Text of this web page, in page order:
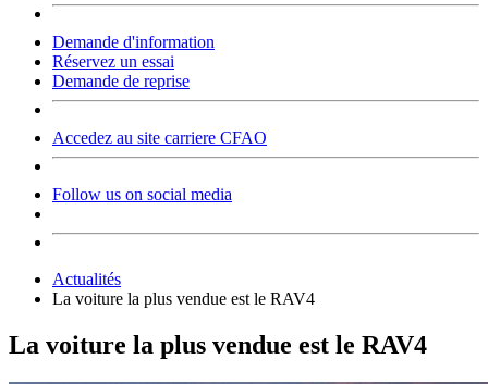
Demande d'information
Réservez un essai
Demande de reprise
Accedez au site carriere CFAO
Follow us on social media
Actualités
La voiture la plus vendue est le RAV4
La voiture la plus vendue est le RAV4